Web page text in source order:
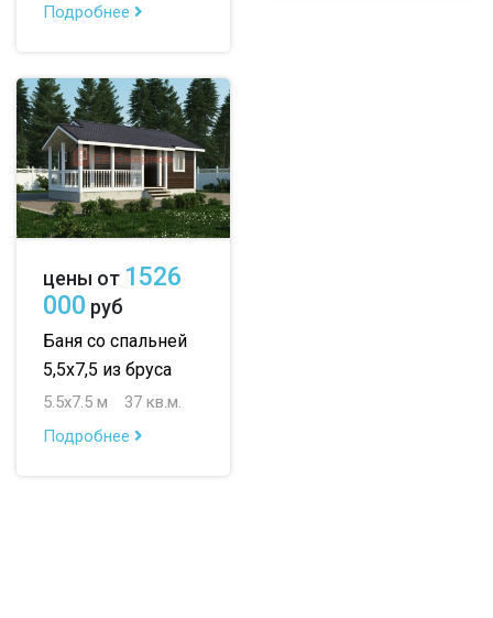
с котельной
со вторым светом
с туалетом
с беседкой
с навесом для авто
Подробнее
цены от 1526
000 руб
Баня со спальней
5,5х7,5 из бруса
5.5х7.5 м
37 кв.м.
Подробнее